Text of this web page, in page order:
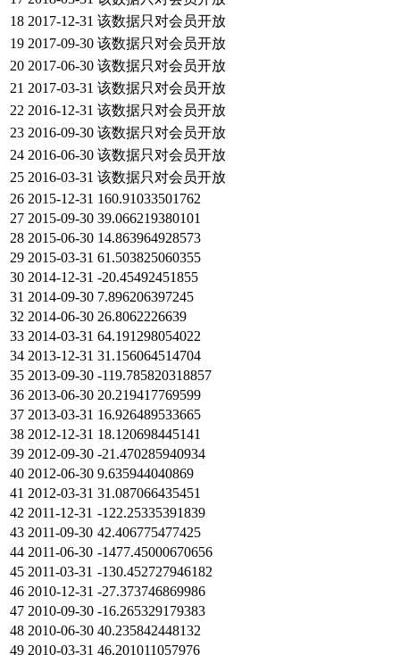
18 2017-12-31 该数据只对会员开放
19 2017-09-30 该数据只对会员开放
20 2017-06-30 该数据只对会员开放
21 2017-03-31 该数据只对会员开放
22 2016-12-31 该数据只对会员开放
23 2016-09-30 该数据只对会员开放
24 2016-06-30 该数据只对会员开放
25 2016-03-31 该数据只对会员开放
26 2015-12-31 160.91033501762
27 2015-09-30 39.066219380101
28 2015-06-30 14.863964928573
29 2015-03-31 61.503825060355
30 2014-12-31 -20.45492451855
31 2014-09-30 7.896206397245
32 2014-06-30 26.8062226639
33 2014-03-31 64.191298054022
34 2013-12-31 31.156064514704
35 2013-09-30 -119.785820318857
36 2013-06-30 20.219417769599
37 2013-03-31 16.926489533665
38 2012-12-31 18.120698445141
39 2012-09-30 -21.470285940934
40 2012-06-30 9.635944040869
41 2012-03-31 31.087066435451
42 2011-12-31 -122.25335391839
43 2011-09-30 42.406775477425
44 2011-06-30 -1477.45000670656
45 2011-03-31 -130.452727946182
46 2010-12-31 -27.373746869986
47 2010-09-30 -16.265329179383
48 2010-06-30 40.235842448132
49 2010-03-31 46.201011057976